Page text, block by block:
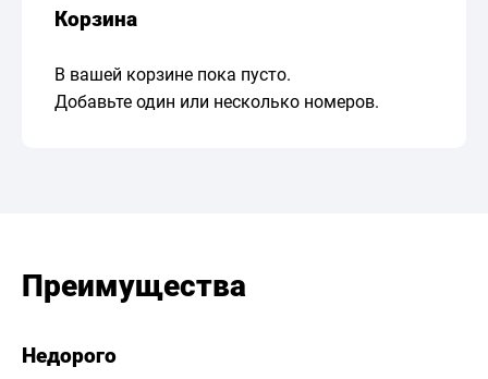
Корзина
В вашей корзине пока пусто.
Добавьте один или несколько номеров.
Преимущества
Недорого